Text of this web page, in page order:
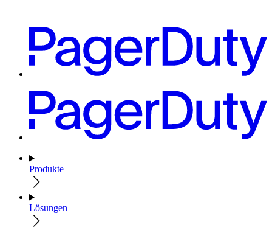
Produkte
Lösungen